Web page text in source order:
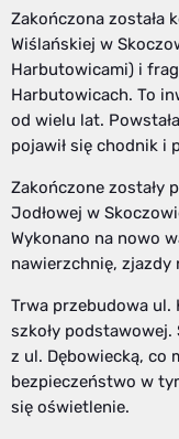
Zakończona została
Wiślańskiej w
Harbutowicami) i
Harbutowicach. To
od wielu lat.
pojawił się chodnik i
Zakończone zostały
Jodłowej w
Wykonano na nowo
nawierzchnię, zjazdy
Trwa przebudowa ul.
szkoły podstawowej.
z ul. Dębowiecką, co
bezpieczeństwo w
się oświetlenie.